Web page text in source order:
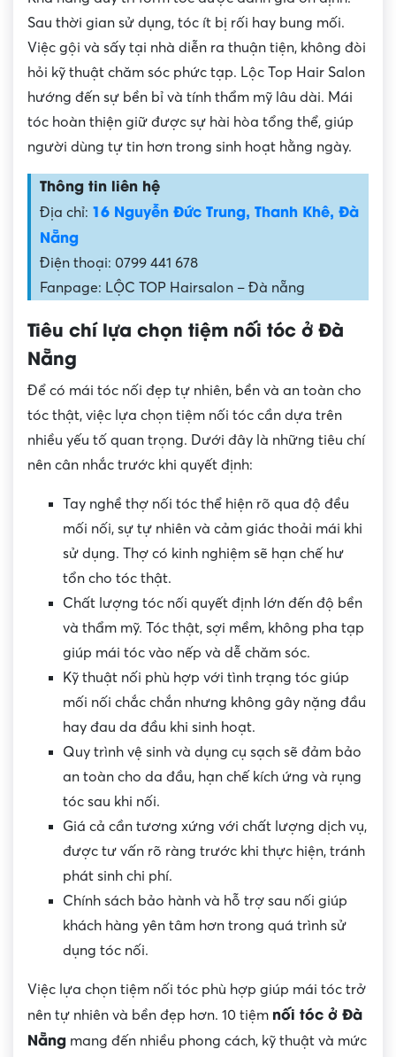
Sau thời gian sử dụng, tóc ít bị rối hay bung mối.
Việc gội và sấy tại nhà diễn ra thuận tiện, không đòi
hỏi kỹ thuật chăm sóc phức tạp. Lộc Top Hair Salon
hướng đến sự bền bỉ và tính thẩm mỹ lâu dài. Mái
tóc hoàn thiện giữ được sự hài hòa tổng thể, giúp
người dùng tự tin hơn trong sinh hoạt hằng ngày.
Thông tin liên hệ
Địa chỉ: 16 Nguyễn Đức Trung, Thanh Khê, Đà
Nẵng
Điện thoại: 0799 441 678
Fanpage: LỘC TOP Hairsalon – Đà nẵng
Tiêu chí lựa chọn tiệm nối tóc ở Đà
Nẵng
Để có mái tóc nối đẹp tự nhiên, bền và an toàn cho
tóc thật, việc lựa chọn tiệm nối tóc cần dựa trên
nhiều yếu tố quan trọng. Dưới đây là những tiêu chí
nên cân nhắc trước khi quyết định:
Tay nghề thợ nối tóc thể hiện rõ qua độ đều
mối nối, sự tự nhiên và cảm giác thoải mái khi
sử dụng. Thợ có kinh nghiệm sẽ hạn chế hư
tổn cho tóc thật.
Chất lượng tóc nối quyết định lớn đến độ bền
và thẩm mỹ. Tóc thật, sợi mềm, không pha tạp
giúp mái tóc vào nếp và dễ chăm sóc.
Kỹ thuật nối phù hợp với tình trạng tóc giúp
mối nối chắc chắn nhưng không gây nặng đầu
hay đau da đầu khi sinh hoạt.
Quy trình vệ sinh và dụng cụ sạch sẽ đảm bảo
an toàn cho da đầu, hạn chế kích ứng và rụng
tóc sau khi nối.
Giá cả cần tương xứng với chất lượng dịch vụ,
được tư vấn rõ ràng trước khi thực hiện, tránh
phát sinh chi phí.
Chính sách bảo hành và hỗ trợ sau nối giúp
khách hàng yên tâm hơn trong quá trình sử
dụng tóc nối.
Việc lựa chọn tiệm nối tóc phù hợp giúp mái tóc trở
nên tự nhiên và bền đẹp hơn. 10 tiệm nối tóc ở Đà
Nẵng mang đến nhiều phong cách, kỹ thuật và mức